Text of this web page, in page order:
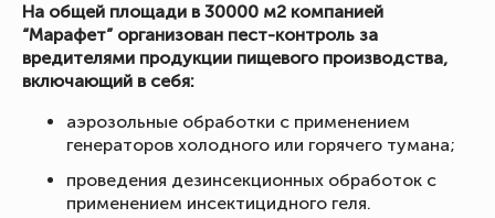
На общей площади в 30000 м2 компанией
“Марафет” организован пест-контроль за
вредителями продукции пищевого производства,
включающий в себя:
аэрозольные обработки с применением
генераторов холодного или горячего тумана;
проведения дезинсекционных обработок с
применением инсектицидного геля.